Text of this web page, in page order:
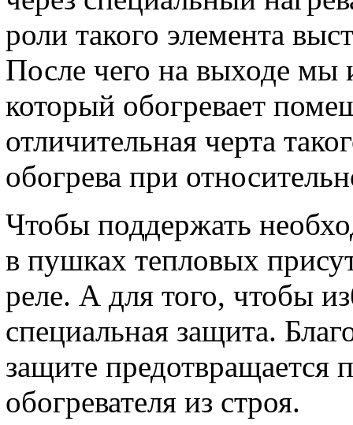
роли такого элемента
После чего на выходе мы
который обогревает
отличительная черта
обогрева при
Чтобы поддержать
в пушках тепловых
реле. А для того, чтобы
специальная защита.
защите
обогревателя из строя.